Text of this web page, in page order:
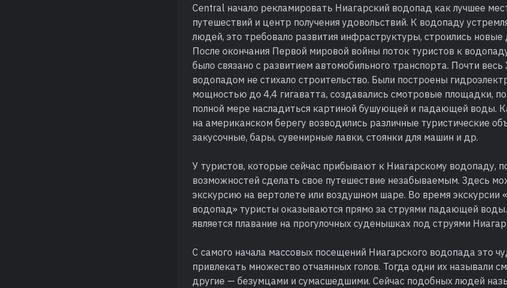
Central начало рекламировать Ниагарский водопад как лучшее
путешествий и центр получения удовольствий. К водопаду
людей, это требовало развития инфраструктуры, строились новые
После окончания Первой мировой войны поток туристов к
было связано с развитием автомобильного транспорта. Почти весь
водопадом не стихало строительство. Были построены
мощностью до 4,4 гигаватта, создавались смотровые площадки,
полной мере насладиться картиной бушующей и падающей воды.
на американском берегу возводились различные туристические
закусочные, бары, сувенирные лавки, стоянки для машин и др.
У туристов, которые сейчас прибывают к Ниагарскому водопаду,
возможностей сделать свое путешествие незабываемым. Здесь
экскурсию на вертолете или воздушном шаре. Во время экскурсии
водопад» туристы оказываются прямо за струями падающей
является плавание на прогулочных суденышках под струями
С самого начала массовых посещений Ниагарского водопада это
привлекать множество отчаянных голов. Тогда одни их называли
другие — безумцами и сумасшедшими. Сейчас подобных людей